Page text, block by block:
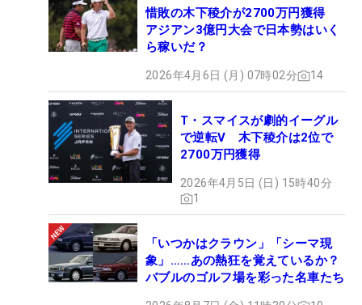
惜敗の木下稜介が2700万円獲得
アジアン3億円大会で日本勢はいく
ら稼いだ？
2026年4月6日 (月) 07時02分 14
T・スマイスが劇的イーグル
で逆転V 木下稜介は2位で
2700万円獲得
2026年4月5日 (日) 15時40分
1
「いつかはクラウン」「シーマ現
象」……あの熱狂を覚えているか？
バブルのゴルフ場を彩った名車たち